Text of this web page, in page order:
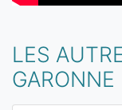
LES
GARONNE